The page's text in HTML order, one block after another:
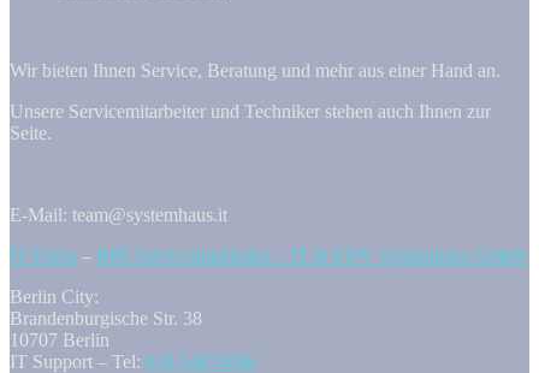
Wir bieten Ihnen Service, Beratung und mehr aus einer Hand an.
Unsere Servicemitarbeiter und Techniker stehen auch Ihnen zur
Seite.
E-Mail: team@systemhaus.it
IT Firma – IHR Servicemitarbeiter – IT & EDV Systemhaus GmbH
Berlin City:
Brandenburgische Str. 38
10707 Berlin
IT Support – Tel: 030 54874086